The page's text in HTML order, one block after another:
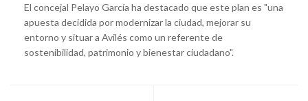
El concejal Pelayo García ha destacado que este plan es "una
apuesta decidida por modernizar la ciudad, mejorar su
entorno y situar a Avilés como un referente de
sostenibilidad, patrimonio y bienestar ciudadano".